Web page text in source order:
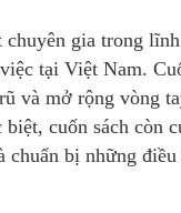
gia trong
tại Việt Nam.
và mở rộng vòng
cuốn sách còn
chuẩn bị những